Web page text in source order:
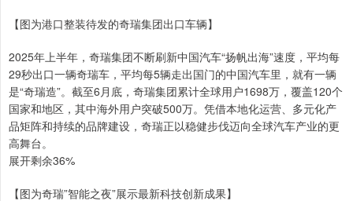
【图为港口整装待发的奇瑞集团出口车辆】
2025年上半年，奇瑞集团不断刷新中国汽车“扬帆出海”速度，平均每
29秒出口一辆奇瑞车，平均每5辆走出国门的中国汽车里，就有一辆
是“奇瑞造”。截至6月底，奇瑞集团累计全球用户1698万，覆盖120个
国家和地区，其中海外用户突破500万。凭借本地化运营、多元化产
品矩阵和持续的品牌建设，奇瑞正以稳健步伐迈向全球汽车产业的更
高舞台。
展开剩余36%
【图为奇瑞”智能之夜”展示最新科技创新成果】